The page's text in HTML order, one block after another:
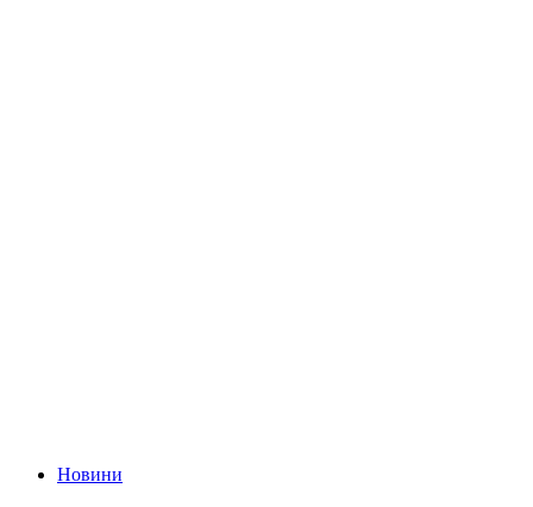
Новини